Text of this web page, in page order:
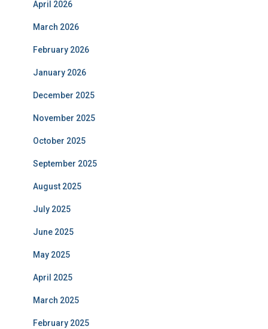
April 2026
March 2026
February 2026
January 2026
December 2025
November 2025
October 2025
September 2025
August 2025
July 2025
June 2025
May 2025
April 2025
March 2025
February 2025